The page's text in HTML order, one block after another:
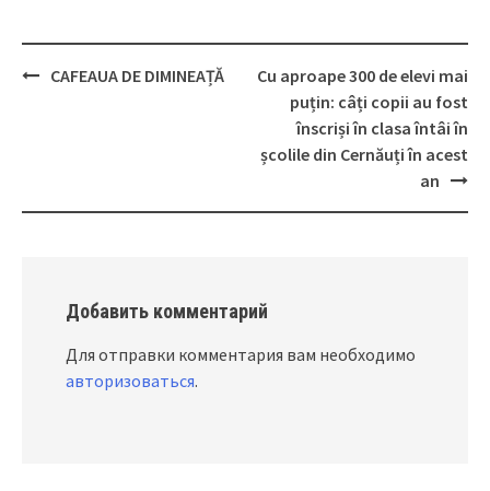
CAFEAUA DE DIMINEAȚĂ
Cu aproape 300 de elevi mai
puțin: câți copii au fost
înscriși în clasa întâi în
școlile din Cernăuți în acest
an
Добавить комментарий
Для отправки комментария вам необходимо
авторизоваться.